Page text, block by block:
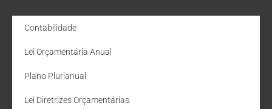
Contabilidade
Lei Orçamentária Anual
Plano Plurianual
Lei Diretrizes Orçamentárias